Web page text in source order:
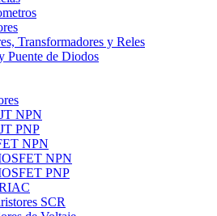
Transformadores y Reles
Puente de Diodos
NPN
PNP
NPN
NPN
PNP
SCR